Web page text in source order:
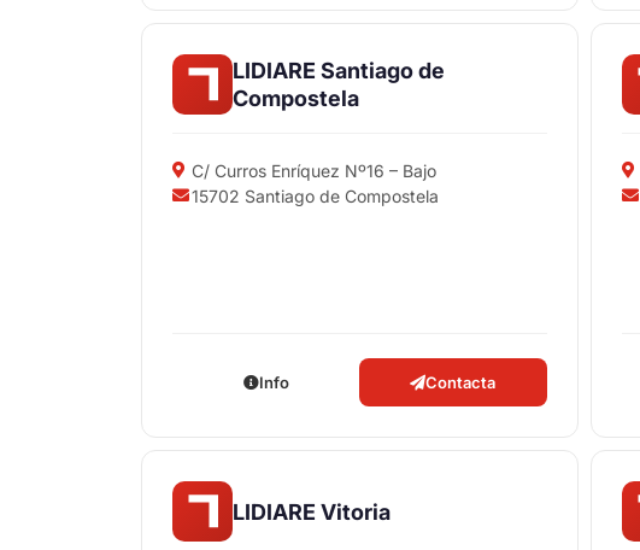
LIDIARE Santiago de
Compostela
C/ Curros Enríquez Nº16 – Bajo
15702 Santiago de Compostela
Info Contacta
LIDIARE Vitoria